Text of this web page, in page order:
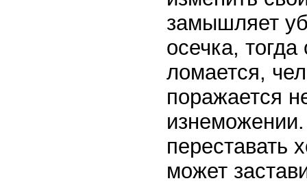
замышляет
осечка,
ломается,
поражается
переставать
может